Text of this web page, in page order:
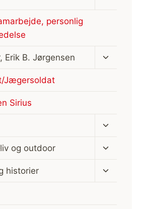
personlig
Erik B. Jørgensen
Skift
Jægersoldat
Sirius
Skift
og outdoor
Skift
historier
Skift